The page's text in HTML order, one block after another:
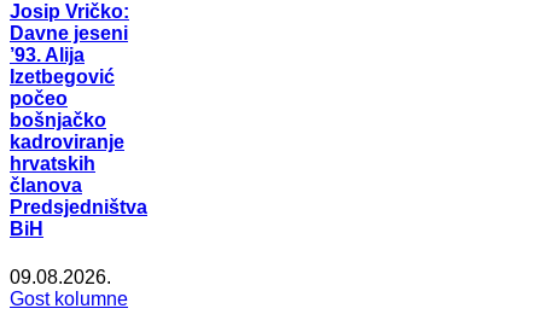
Josip Vričko:
Davne jeseni
’93. Alija
Izetbegović
počeo
bošnjačko
kadroviranje
hrvatskih
članova
Predsjedništva
BiH
09.08.2026.
Gost kolumne